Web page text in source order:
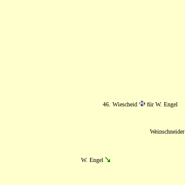
46. Wiescheid
für W. Engel
Weinschneider
W. Engel